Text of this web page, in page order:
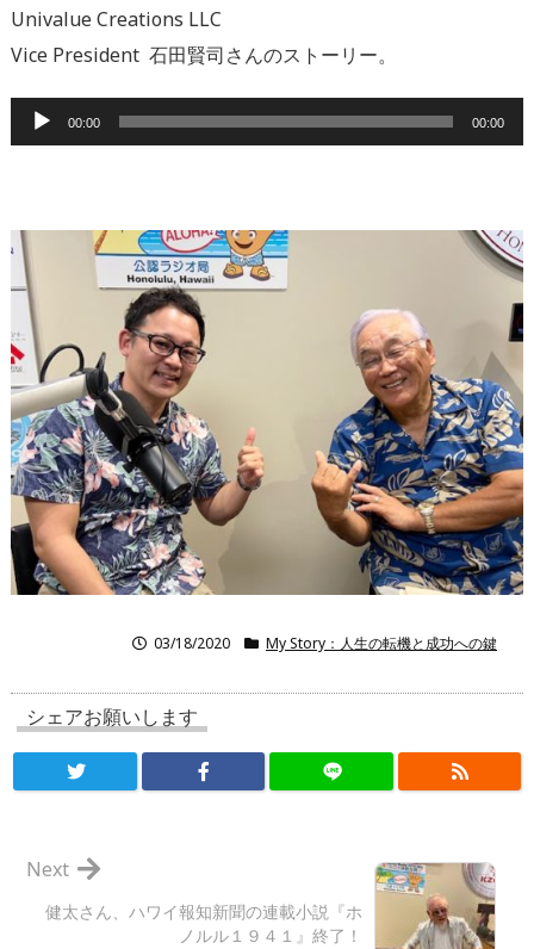
Univalue Creations LLC
Vice President 石田賢司さんのストーリー。
声
ー
ヤ
ー
00:00 00:00
03/18/2020 My Story：人生の転機と成功への鍵
シェアお願いします
健太さん、ハワイ報知新聞の連載小説『ホ
ノルル１９４１』終了！
Next